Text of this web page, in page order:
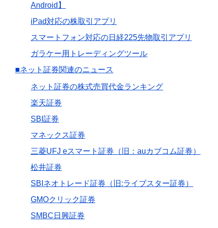
Android】
iPad対応の株取引アプリ
スマートフォン対応の日経225先物取引アプリ
ガラケー用トレーディングツール
■ネット証券関連のニュース
ネット証券の株式売買代金ランキング
楽天証券
SBI証券
マネックス証券
三菱UFJ eスマート証券（旧：auカブコム証券）
松井証券
SBIネオトレード証券（旧:ライブスター証券）
GMOクリック証券
SMBC日興証券